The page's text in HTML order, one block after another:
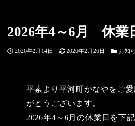
2026年4～6月 休業
投
2026年2月14日
更
2026年2月26日
カ
リ
お知
平素より平河町かなやをご愛
がとうございます。
2026年4～6月の休業日を下